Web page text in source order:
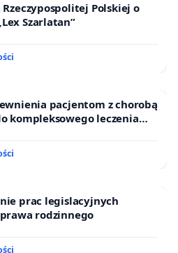
Polskiej o
Szarlatan”
pacjentom z chorobą
kompleksowego leczenia
prac legislacyjnych
rodzinnego